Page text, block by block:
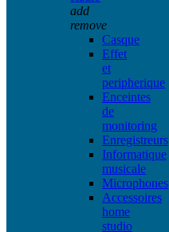
add
remove
Casque
Effet
et
peripherique
Enceintes
de
monitoring
Enregistreurs
Informatique
musicale
Microphones
Accessoires
home
studio